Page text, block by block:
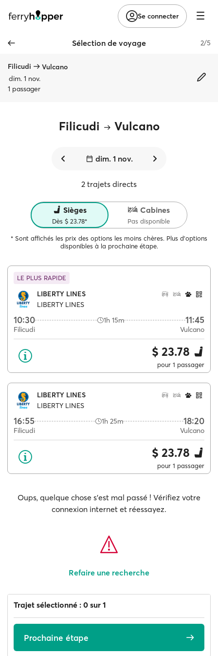
Se connecter
Sélection de voyage 2/5
Filicudi
Vulcano
dim. 1 nov.
1 passager
Filicudi Vulcano
dim. 1 nov.
2 trajets directs
Sièges
Dès $ 23.78*
Cabines
Pas disponible
* Sont affichés les prix des options les moins chères. Plus d'options
disponibles à la prochaine étape.
LE PLUS RAPIDE
LIBERTY LINES
LIBERTY LINES
10:30 1h 15m 11:45
Filicudi Vulcano
$ 23.78
pour 1 passager
LIBERTY LINES
LIBERTY LINES
16:55 1h 25m 18:20
Filicudi Vulcano
$ 23.78
pour 1 passager
Oups, quelque chose s'est mal passé ! Vérifiez votre
connexion internet et réessayez.
Refaire une recherche
Trajet sélectionné : 0 sur 1
Prochaine étape